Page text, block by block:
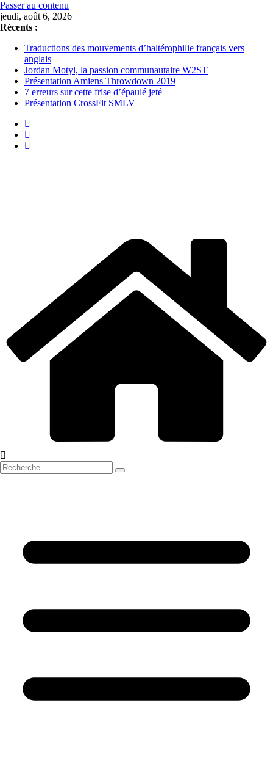
Passer au contenu
jeudi, août 6, 2026
Récents :
Traductions des mouvements d’haltérophilie français vers
anglais
Jordan Motyl, la passion communautaire W2ST
Présentation Amiens Throwdown 2019
7 erreurs sur cette frise d’épaulé jeté
Présentation CrossFit SMLV